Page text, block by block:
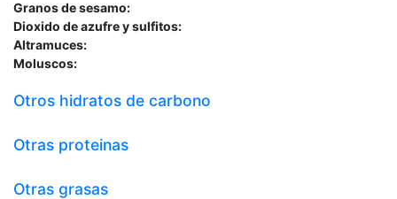
Granos de sesamo:
Dioxido de azufre y sulfitos:
Altramuces:
Moluscos:
Otros hidratos de carbono
Otras proteinas
Otras grasas